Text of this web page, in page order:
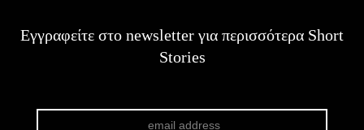
Εγγραφείτε στο newsletter για περισσότερα Short
Stories